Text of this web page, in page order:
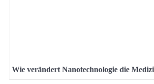
Wie verändert Nanotechnologie die